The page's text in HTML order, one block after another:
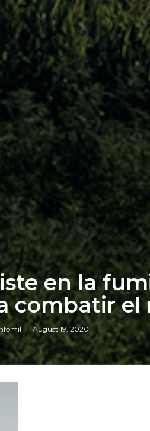
en la
combatir
August 19, 2020